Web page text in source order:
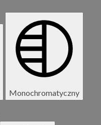
Monochromatyczny